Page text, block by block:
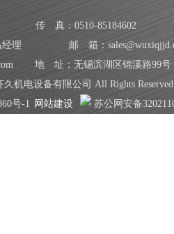
传 真：0510-85184602
理
邮 箱：
地 址：无锡滨湖区锦溪路99号
机电设备有限公司 All Rights Reserved
号-1 网站建设 苏公网安备